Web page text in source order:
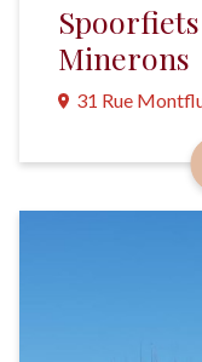
Minerons
31 Rue
Kennismaken
een uitstapje